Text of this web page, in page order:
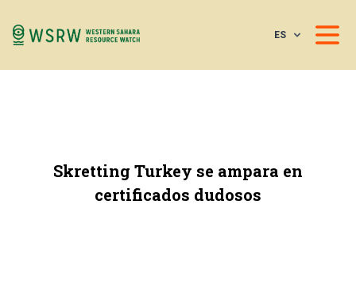
ES
Skretting Turkey se ampara en
certificados dudosos